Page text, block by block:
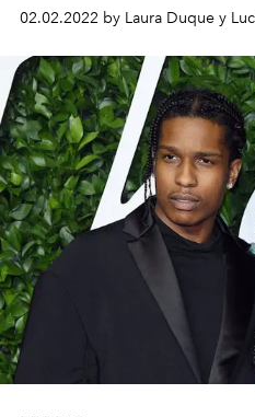
02.02.2022 by Laura Duque y